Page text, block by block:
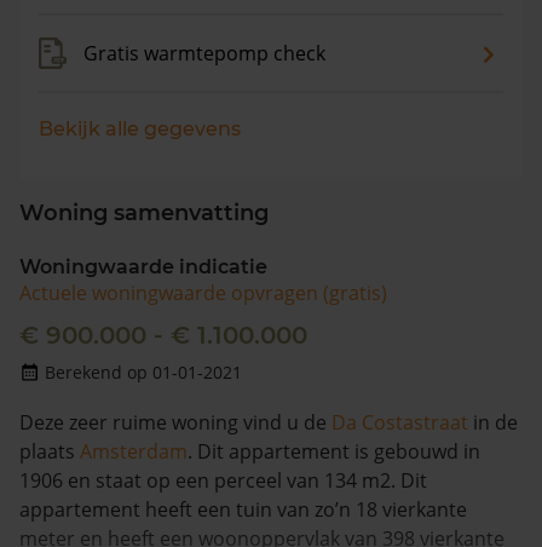
Gratis warmtepomp check
Bekijk alle gegevens
Woning samenvatting
Woningwaarde indicatie
Actuele woningwaarde opvragen (gratis)
€ 900.000 - € 1.100.000
Berekend op 01-01-2021
Deze zeer ruime woning vind u de Da Costastraat in de
plaats Amsterdam. Dit appartement is gebouwd in
1906 en staat op een perceel van 134 m2. Dit
appartement heeft een tuin van zo’n 18 vierkante
meter en heeft een woonoppervlak van 398 vierkante